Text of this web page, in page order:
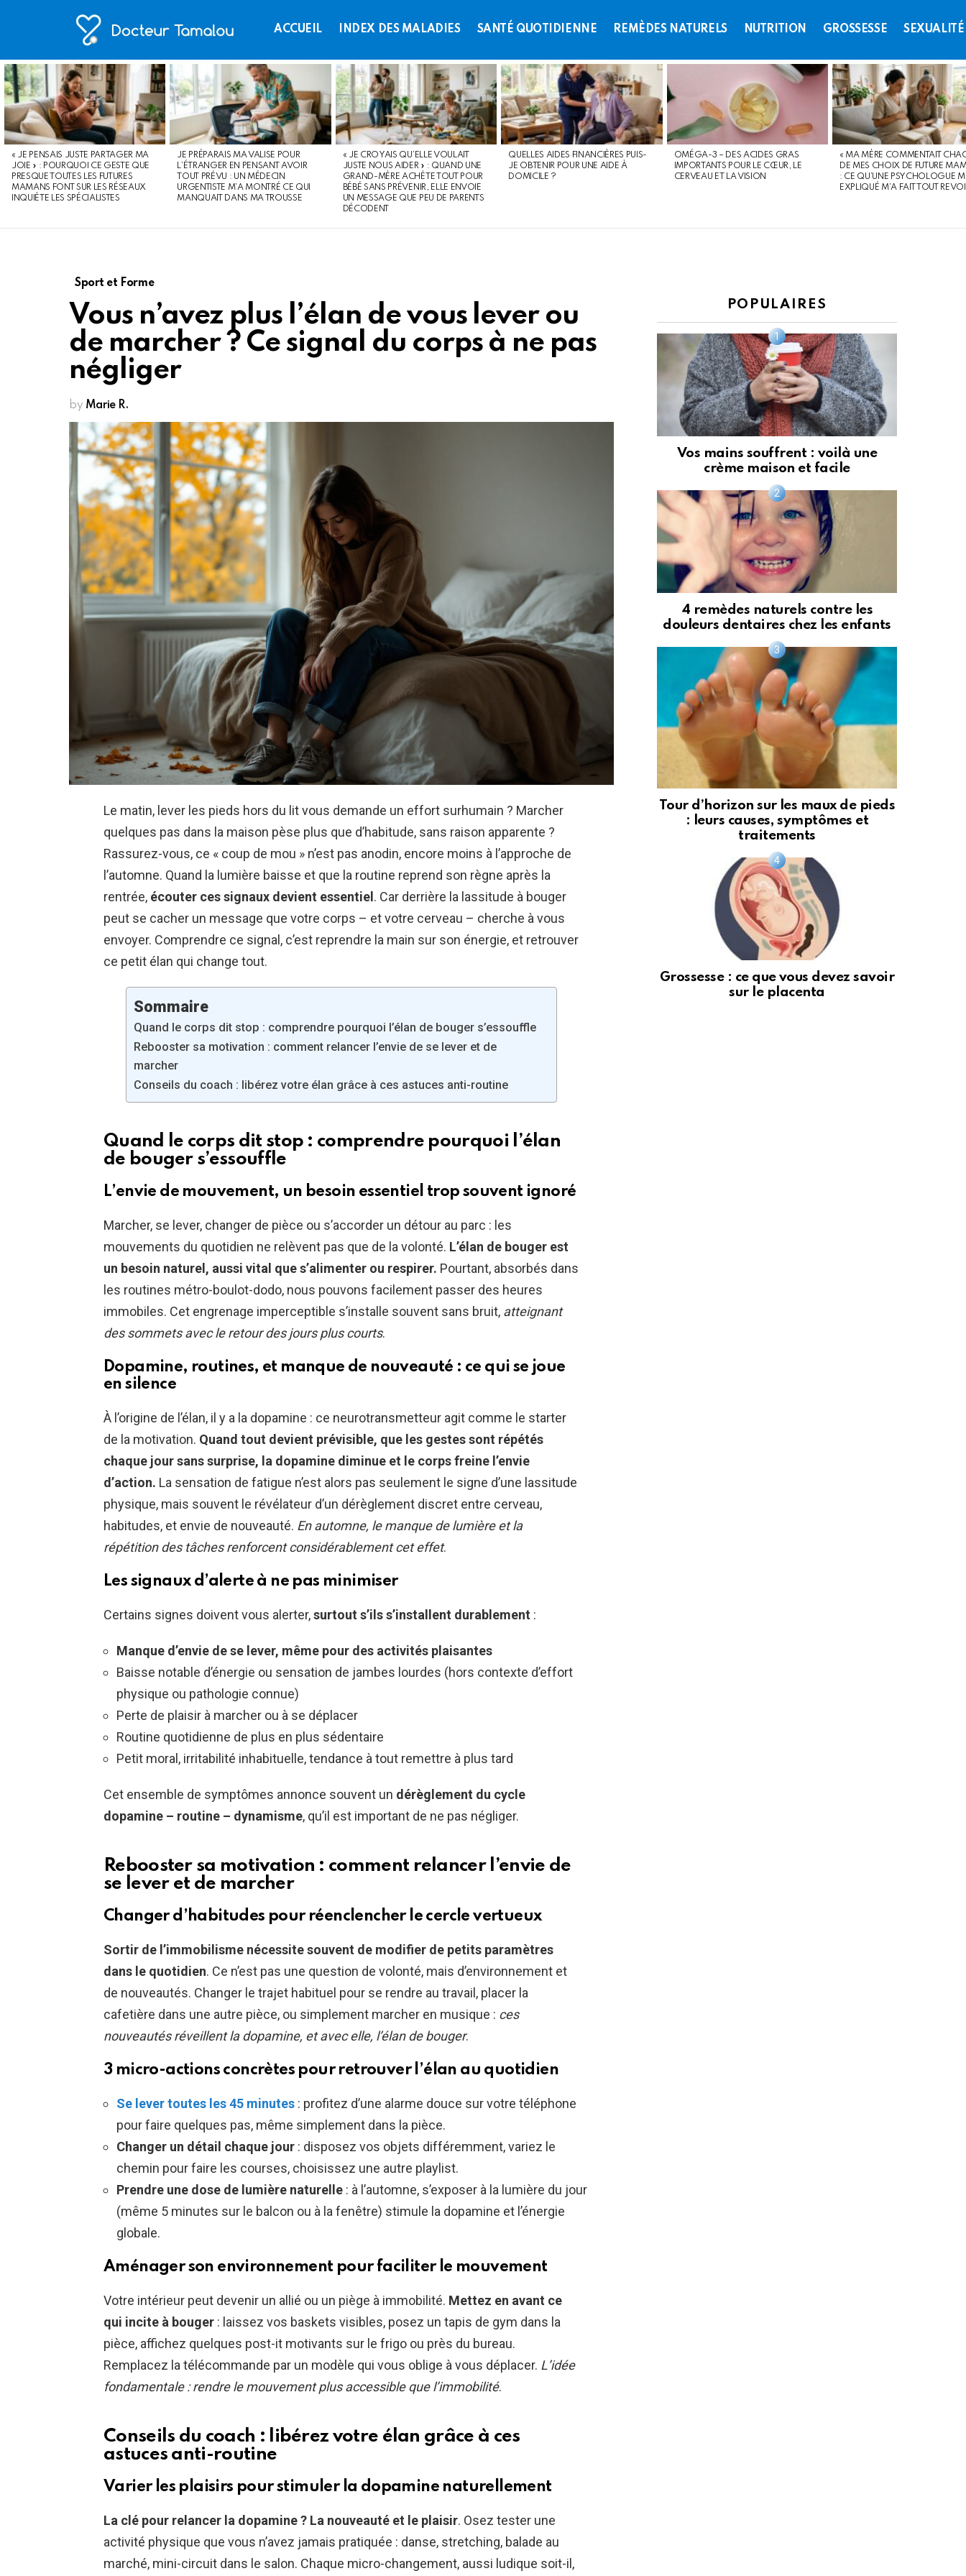
ACCUEIL INDEX DES MALADIES SANTÉ QUOTIDIENNE REMÈDES NATURELS NUTRITION GROSSESSE SEXUALITÉ
LATEST
STORIES
« JE PENSAIS JUSTE PARTAGER MA
JOIE » : POURQUOI CE GESTE QUE
PRESQUE TOUTES LES FUTURES
MAMANS FONT SUR LES RÉSEAUX
INQUIÈTE LES SPÉCIALISTES
JE PRÉPARAIS MA VALISE POUR
L’ÉTRANGER EN PENSANT AVOIR
TOUT PRÉVU : UN MÉDECIN
URGENTISTE M’A MONTRÉ CE QUI
MANQUAIT DANS MA TROUSSE
« JE CROYAIS QU’ELLE VOULAIT
JUSTE NOUS AIDER » : QUAND UNE
GRAND-MÈRE ACHÈTE TOUT POUR
BÉBÉ SANS PRÉVENIR, ELLE ENVOIE
UN MESSAGE QUE PEU DE PARENTS
DÉCODENT
QUELLES AIDES FINANCIÈRES PUIS-
JE OBTENIR POUR UNE AIDE À
DOMICILE ?
OMÉGA-3 – DES ACIDES GRAS
IMPORTANTS POUR LE CŒUR, LE
CERVEAU ET LA VISION
« MA MÈRE COMMENTAIT
DE MES CHOIX DE FUTURE
: CE QU’UNE PSYCHOLOGUE
EXPLIQUÉ M’A FAIT TOUT
Sport et Forme
Vous n’avez plus l’élan de vous lever ou
de marcher ? Ce signal du corps à ne pas
négliger
by Marie R.
Le matin, lever les pieds hors du lit vous demande un effort surhumain ? Marcher
quelques pas dans la maison pèse plus que d’habitude, sans raison apparente ?
Rassurez-vous, ce « coup de mou » n’est pas anodin, encore moins à l’approche de
l’automne. Quand la lumière baisse et que la routine reprend son règne après la
rentrée, écouter ces signaux devient essentiel . Car derrière la lassitude à bouger
peut se cacher un message que votre corps – et votre cerveau – cherche à vous
envoyer. Comprendre ce signal, c’est reprendre la main sur son énergie, et retrouver
ce petit élan qui change tout.
Sommaire
Quand le corps dit stop : comprendre pourquoi l’élan de bouger s’essouffle
Rebooster sa motivation : comment relancer l’envie de se lever et de
marcher
Conseils du coach : libérez votre élan grâce à ces astuces anti-routine
Quand le corps dit stop : comprendre pourquoi l’élan
de bouger s’essouffle
L’envie de mouvement, un besoin essentiel trop souvent ignoré
Marcher, se lever, changer de pièce ou s’accorder un détour au parc : les
mouvements du quotidien ne relèvent pas que de la volonté. L’élan de bouger est
un besoin naturel, aussi vital que s’alimenter ou respirer. Pourtant, absorbés dans
les routines métro-boulot-dodo, nous pouvons facilement passer des heures
immobiles. Cet engrenage imperceptible s’installe souvent sans bruit, atteignant
des sommets avec le retour des jours plus courts.
Dopamine, routines, et manque de nouveauté : ce qui se joue
en silence
À l’origine de l’élan, il y a la dopamine : ce neurotransmetteur agit comme le starter
de la motivation. Quand tout devient prévisible, que les gestes sont répétés
chaque jour sans surprise, la dopamine diminue et le corps freine l’envie
d’action. La sensation de fatigue n’est alors pas seulement le signe d’une lassitude
physique, mais souvent le révélateur d’un dérèglement discret entre cerveau,
habitudes, et envie de nouveauté. En automne, le manque de lumière et la
répétition des tâches renforcent considérablement cet effet.
Les signaux d’alerte à ne pas minimiser
Certains signes doivent vous alerter,surtout s’ils s’installent durablement :
Manque d’envie de se lever, même pour des activités plaisantes
Baisse notable d’énergie ou sensation de jambes lourdes (hors contexte d’effort
physique ou pathologie connue)
Perte de plaisir à marcher ou à se déplacer
Routine quotidienne de plus en plus sédentaire
Petit moral, irritabilité inhabituelle, tendance à tout remettre à plus tard
Cet ensemble de symptômes annonce souvent un dérèglement du cycle
dopamine – routine – dynamisme, qu’il est important de ne pas négliger.
Rebooster sa motivation : comment relancer l’envie de
se lever et de marcher
Changer d’habitudes pour réenclencher le cercle vertueux
Sortir de l’immobilisme nécessite souvent de modifier de petits paramètres
dans le quotidien. Ce n’est pas une question de volonté, mais d’environnement et
de nouveautés. Changer le trajet habituel pour se rendre au travail, placer la
cafetière dans une autre pièce, ou simplement marcher en musique : ces
nouveautés réveillent la dopamine, et avec elle, l’élan de bouger.
3 micro-actions concrètes pour retrouver l’élan au quotidien
Se lever toutes les 45 minutes : profitez d’une alarme douce sur votre téléphone
pour faire quelques pas, même simplement dans la pièce.
Changer un détail chaque jour : disposez vos objets différemment, variez le
chemin pour faire les courses, choisissez une autre playlist.
Prendre une dose de lumière naturelle : à l’automne, s’exposer à la lumière du jour
(même 5 minutes sur le balcon ou à la fenêtre) stimule la dopamine et l’énergie
globale.
Aménager son environnement pour faciliter le mouvement
Votre intérieur peut devenir un allié ou un piège à immobilité. Mettez en avant ce
qui incite à bouger : laissez vos baskets visibles, posez un tapis de gym dans la
pièce, affichez quelques post-it motivants sur le frigo ou près du bureau.
Remplacez la télécommande par un modèle qui vous oblige à vous déplacer. L’idée
fondamentale : rendre le mouvement plus accessible que l’immobilité.
Conseils du coach : libérez votre élan grâce à ces
astuces anti-routine
Varier les plaisirs pour stimuler la dopamine naturellement
La clé pour relancer la dopamine ? La nouveauté et le plaisir. Osez tester une
activité physique que vous n’avez jamais pratiquée : danse, stretching, balade au
marché, mini-circuit dans le salon. Chaque micro-changement, aussi ludique soit-il,
POPULAIRES
Vos mains souffrent : voilà une
crème maison et facile
4 remèdes naturels contre les
douleurs dentaires chez les enfants
Tour d’horizon sur les maux de pieds
: leurs causes, symptômes et
traitements
Grossesse : ce que vous devez savoir
sur le placenta